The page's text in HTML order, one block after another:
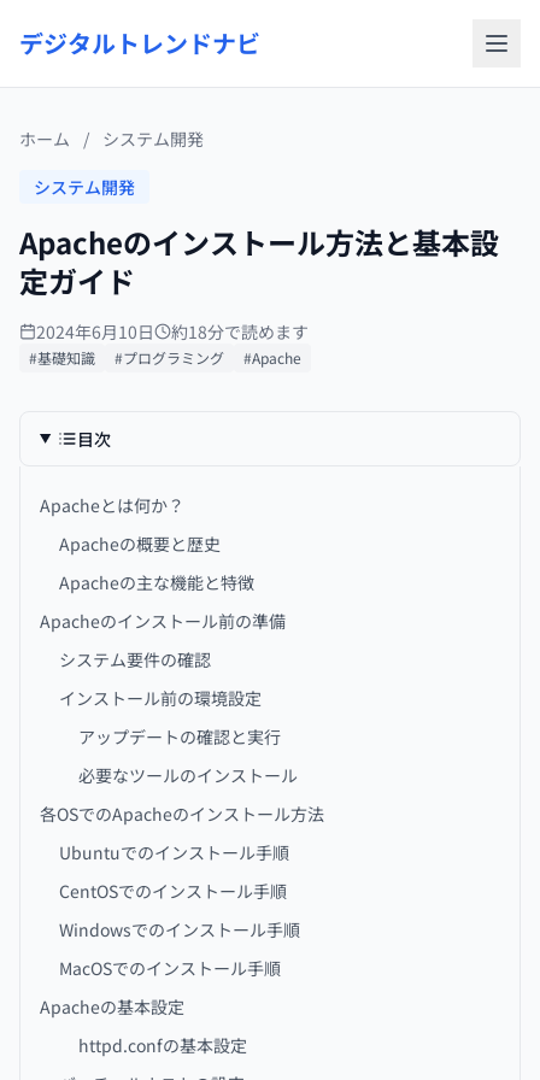
デジタルトレンドナビ
ホーム / システム開発
システム開発
Apacheのインストール方法と基本設
定ガイド
2024年6月10日 約18分で読めます
#基礎知識 #プログラミング #Apache
目次
Apacheとは何か？
Apacheの概要と歴史
Apacheの主な機能と特徴
Apacheのインストール前の準備
システム要件の確認
インストール前の環境設定
アップデートの確認と実行
必要なツールのインストール
各OSでのApacheのインストール方法
Ubuntuでのインストール手順
CentOSでのインストール手順
Windowsでのインストール手順
MacOSでのインストール手順
Apacheの基本設定
httpd.confの基本設定